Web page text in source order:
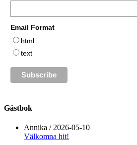
Email Format
html
text
Gästbok
Annika / 2026-05-10
Välkomna hit!